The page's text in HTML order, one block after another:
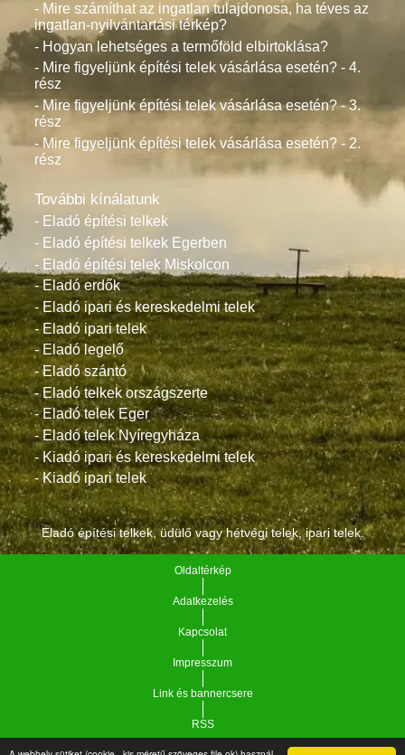
- Mire számíthat az ingatlan tulajdonosa, ha téves az
ingatlan-nyilvántartási térkép?
- Hogyan lehetséges a termőföld elbirtoklása?
- Mire figyeljünk építési telek vásárlása esetén? - 4.
rész
- Mire figyeljünk építési telek vásárlása esetén? - 3.
rész
- Mire figyeljünk építési telek vásárlása esetén? - 2.
rész
További kínálatunk
- Eladó építési telkek
- Eladó építési telkek Egerben
- Eladó építési telek Miskolcon
- Eladó erdők
- Eladó ipari és kereskedelmi telek
- Eladó ipari telek
- Eladó legelő
- Eladó szántó
- Eladó telkek országszerte
- Eladó telek Eger
- Eladó telek Nyíregyháza
- Kiadó ipari és kereskedelmi telek
- Kiadó ipari telek
Eladó építési telkek, üdülő vagy hétvégi telek, ipari telek.
Oldaltérkép
Adatkezelés
Kapcsolat
Impresszum
Link és bannercsere
RSS